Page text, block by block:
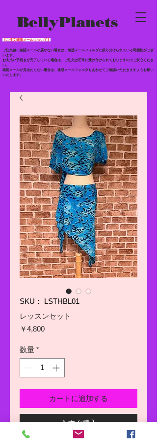
BellyPlanets
【ご注文確認メールについて】
ご注文後に確認メールが届かない場合は、迷惑メールフォルダに振り分けられている可能性がござ
います。
お支払い手続きが完了している場合は、ご注文は正常に受け付けられておりますのでご安心くださ
い。
確認メールが見当たらない場合は、迷惑メールフォルダもあわせてご確認いただきますようお願い
いたします。
SKU： LSTHBL01
レッスンセット
￥4,800価
数量 *
カートに追加する
今すぐ購入